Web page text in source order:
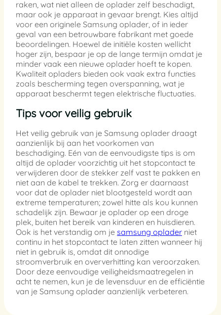
raken, wat niet alleen de oplader zelf beschadigt,
maar ook je apparaat in gevaar brengt. Kies altijd
voor een originele Samsung oplader, of in ieder
geval van een betrouwbare fabrikant met goede
beoordelingen. Hoewel de initiële kosten wellicht
hoger zijn, bespaar je op de lange termijn omdat je
minder vaak een nieuwe oplader hoeft te kopen.
Kwaliteit opladers bieden ook vaak extra functies
zoals bescherming tegen overspanning, wat je
apparaat beschermt tegen elektrische fluctuaties.
Tips voor veilig gebruik
Het veilig gebruik van je Samsung oplader draagt
aanzienlijk bij aan het voorkomen van
beschadiging. Eén van de eenvoudigste tips is om
altijd de oplader voorzichtig uit het stopcontact te
verwijderen door de stekker zelf vast te pakken en
niet aan de kabel te trekken. Zorg er daarnaast
voor dat de oplader niet blootgesteld wordt aan
extreme temperaturen; zowel hitte als kou kunnen
schadelijk zijn. Bewaar je oplader op een droge
plek, buiten het bereik van kinderen en huisdieren.
Ook is het verstandig om je samsung oplader niet
continu in het stopcontact te laten zitten wanneer hij
niet in gebruik is, omdat dit onnodige
stroomverbruik en oververhitting kan veroorzaken.
Door deze eenvoudige veiligheidsmaatregelen in
acht te nemen, kun je de levensduur en de efficiëntie
van je Samsung oplader aanzienlijk verbeteren.